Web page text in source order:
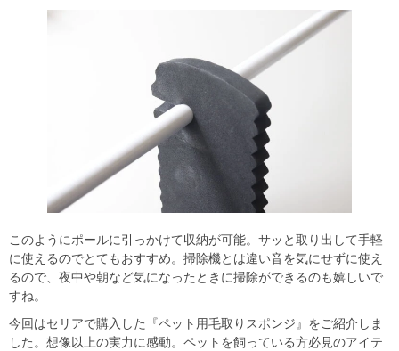
このようにポールに引っかけて収納が可能。サッと取り出して手軽
に使えるのでとてもおすすめ。掃除機とは違い音を気にせずに使え
るので、夜中や朝など気になったときに掃除ができるのも嬉しいで
すね。
今回はセリアで購入した『ペット用毛取りスポンジ』をご紹介しま
した。想像以上の実力に感動。ペットを飼っている方必見のアイテ